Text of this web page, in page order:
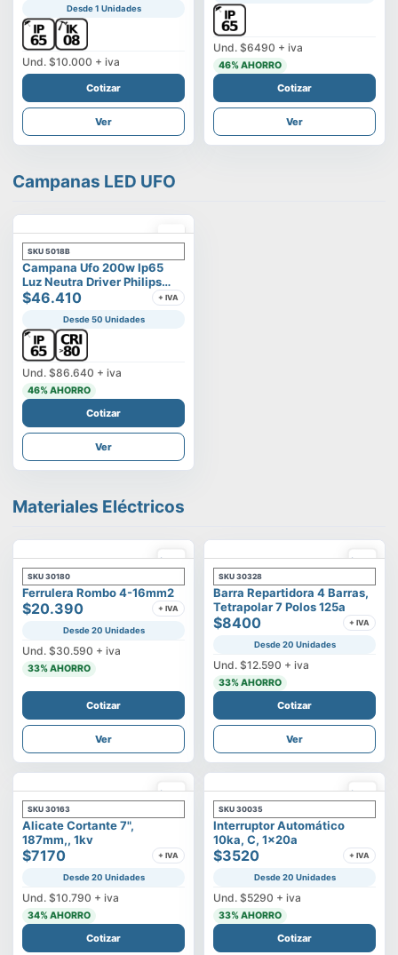
Desde 1 Unidades
Und. $10.000 + iva
Cotizar
Ver
Und. $6490 + iva
46% AHORRO
Cotizar
Ver
Campanas LED UFO
SKU 5018B
Campana Ufo 200w Ip65
Luz Neutra Driver Philips
Modelo Eltanin
$46.410 + IVA
Desde 50 Unidades
Und. $86.640 + iva
46% AHORRO
Cotizar
Ver
Materiales Eléctricos
SKU 30180
Ferrulera Rombo 4-16mm2
$20.390 + IVA
Desde 20 Unidades
Und. $30.590 + iva
33% AHORRO
Cotizar
Ver
SKU 30328
Barra Repartidora 4 Barras,
Tetrapolar 7 Polos 125a
$8400 + IVA
Desde 20 Unidades
Und. $12.590 + iva
33% AHORRO
Cotizar
Ver
SKU 30163
Alicate Cortante 7",
187mm,, 1kv
$7170 + IVA
Desde 20 Unidades
Und. $10.790 + iva
34% AHORRO
Cotizar
SKU 30035
Interruptor Automático
10ka, C, 1x20a
$3520 + IVA
Desde 20 Unidades
Und. $5290 + iva
33% AHORRO
Cotizar